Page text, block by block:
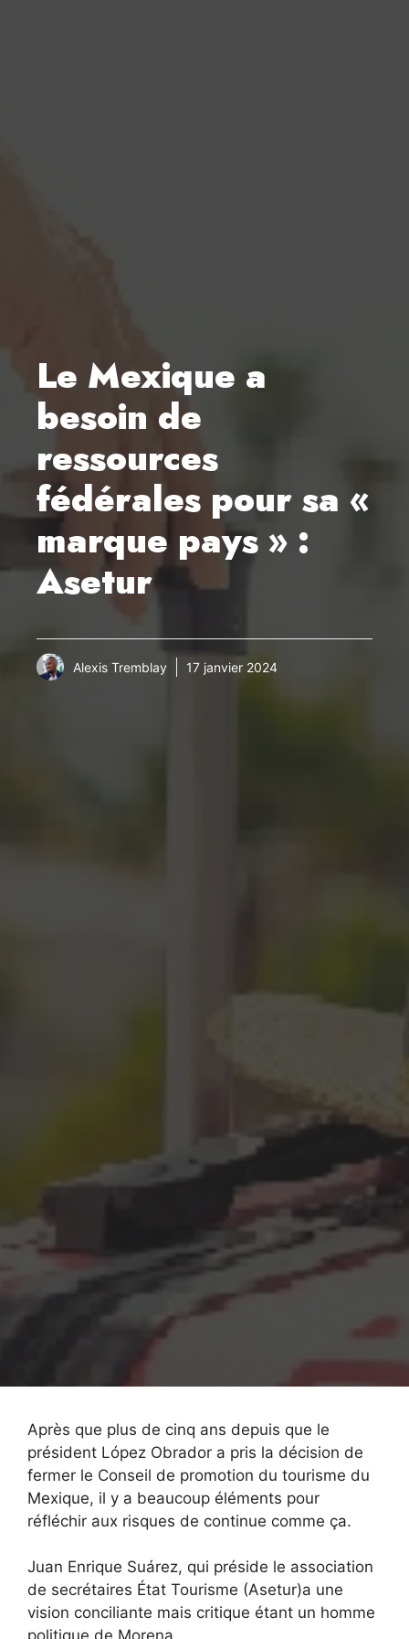
Le Mexique a
besoin de
ressources
fédérales pour sa «
marque pays » :
Asetur
Alexis Tremblay 17 janvier 2024
Après que plus de cinq ans depuis que le
président López Obrador a pris la décision de
fermer le Conseil de promotion du tourisme du
Mexique, il y a beaucoup éléments pour
réfléchir aux risques de continue comme ça.
Juan Enrique Suárez, qui préside le association
de secrétaires État Tourisme (Asetur)a une
vision conciliante mais critique étant un homme